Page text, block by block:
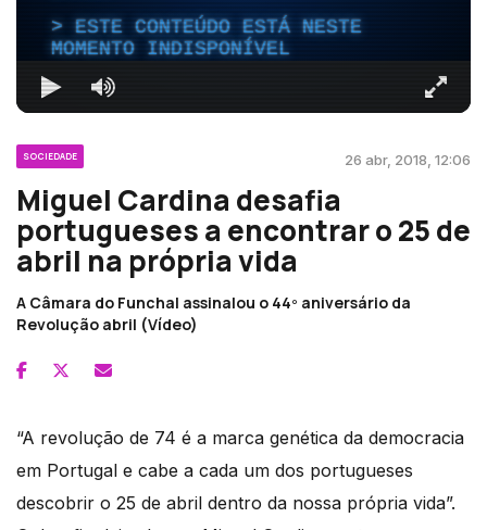
ESTE CONTEÚDO ESTÁ NESTE
MOMENTO INDISPONÍVEL
SOCIEDADE 26 abr, 2018, 12:06
Miguel Cardina desafia
portugueses a encontrar o 25 de
abril na própria vida
A Câmara do Funchal assinalou o 44º aniversário da
Revolução abril (Vídeo)
“A revolução de 74 é a marca genética da democracia
em Portugal e cabe a cada um dos portugueses
descobrir o 25 de abril dentro da nossa própria vida”.